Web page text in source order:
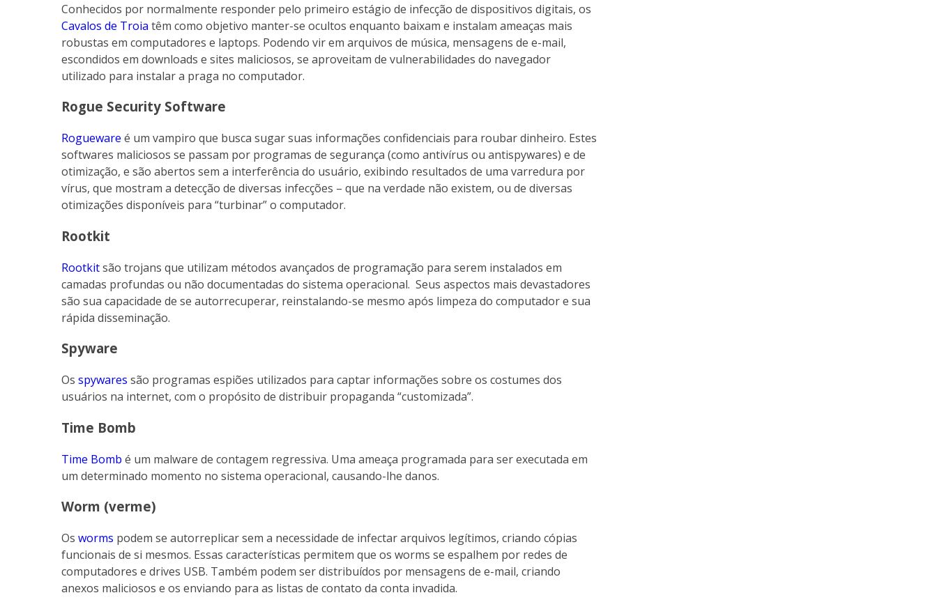
Conhecidos por normalmente responder pelo primeiro estágio de infecção de dispositivos digitais, os
Cavalos de Troia têm como objetivo manter-se ocultos enquanto baixam e instalam ameaças mais
robustas em computadores e laptops. Podendo vir em arquivos de música, mensagens de e-mail,
escondidos em downloads e sites maliciosos, se aproveitam de vulnerabilidades do navegador
utilizado para instalar a praga no computador.
Rogue Security Software
Rogueware é um vampiro que busca sugar suas informações confidenciais para roubar dinheiro. Estes
softwares maliciosos se passam por programas de segurança (como antivírus ou antispywares) e de
otimização, e são abertos sem a interferência do usuário, exibindo resultados de uma varredura por
vírus, que mostram a detecção de diversas infecções – que na verdade não existem, ou de diversas
otimizações disponíveis para “turbinar” o computador.
Rootkit
Rootkitsão trojans que utilizam métodos avançados de programação para serem instalados em
camadas profundas ou não documentadas do sistema operacional. Seus aspectos mais devastadores
são sua capacidade de se autorrecuperar, reinstalando-se mesmo após limpeza do computador e sua
rápida disseminação.
Spyware
Os spywares são programas espiões utilizados para captar informações sobre os costumes dos
usuários na internet, com o propósito de distribuir propaganda “customizada”.
Time Bomb
Time Bomb é um malware de contagem regressiva. Uma ameaça programada para ser executada em
um determinado momento no sistema operacional, causando-lhe danos.
Worm (verme)
Os worms podem se autorreplicar sem a necessidade de infectar arquivos legítimos, criando cópias
funcionais de si mesmos. Essas características permitem que os worms se espalhem por redes de
computadores e drives USB. Também podem ser distribuídos por mensagens de e-mail, criando
anexos maliciosos e os enviando para as listas de contato da conta invadida.